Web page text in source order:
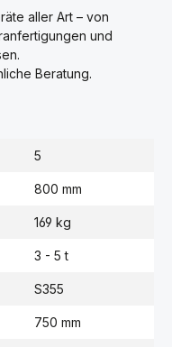
aller Art – von
und
Beratung.
5
800 mm
169 kg
3 - 5 t
S355
750 mm